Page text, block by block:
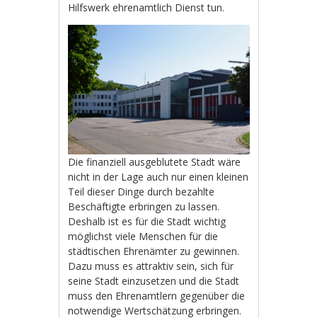
Hilfswerk ehrenamtlich Dienst tun.
Die finanziell ausgeblutete Stadt wäre
nicht in der Lage auch nur einen kleinen
Teil dieser Dinge durch bezahlte
Beschäftigte erbringen zu lassen.
Deshalb ist es für die Stadt wichtig
möglichst viele Menschen für die
städtischen Ehrenämter zu gewinnen.
Dazu muss es attraktiv sein, sich für
seine Stadt einzusetzen und die Stadt
muss den Ehrenamtlern gegenüber die
notwendige Wertschätzung erbringen.